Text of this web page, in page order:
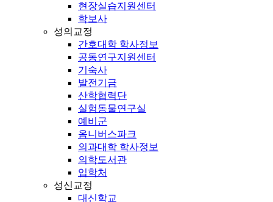
현장실습지원센터
학보사
성의교정
간호대학 학사정보
공동연구지원센터
기숙사
발전기금
산학협력단
실험동물연구실
예비군
옴니버스파크
의과대학 학사정보
의학도서관
입학처
성신교정
대신학교